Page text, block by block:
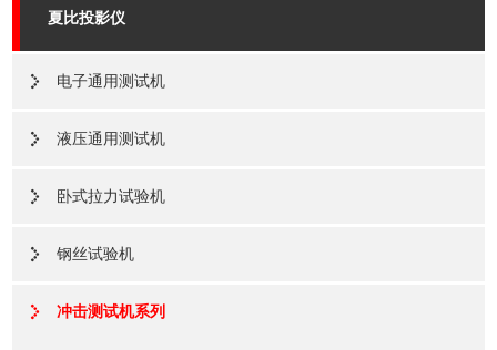
夏比投影仪
电子通用测试机
液压通用测试机
卧式拉力试验机
钢丝试验机
冲击测试机系列